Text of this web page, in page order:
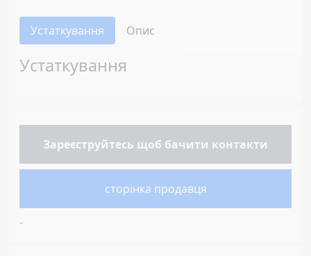
Устаткування Опис
Устаткування
Зареєструйтесь щоб бачити контакти
сторінка продавця
-